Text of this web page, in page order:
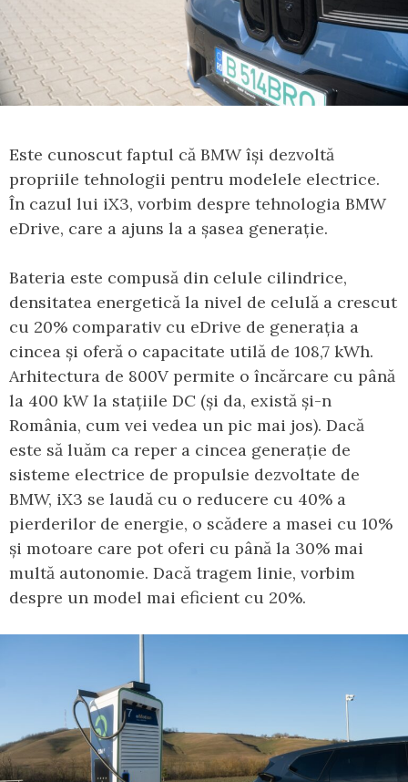
Este cunoscut faptul că BMW își dezvoltă
propriile tehnologii pentru modelele electrice.
În cazul lui iX3, vorbim despre tehnologia BMW
eDrive, care a ajuns la a șasea generație.
Bateria este compusă din celule cilindrice,
densitatea energetică la nivel de celulă a crescut
cu 20% comparativ cu eDrive de generația a
cincea și oferă o capacitate utilă de 108,7 kWh.
Arhitectura de 800V permite o încărcare cu până
la 400 kW la stațiile DC (și da, există și-n
România, cum vei vedea un pic mai jos). Dacă
este să luăm ca reper a cincea generație de
sisteme electrice de propulsie dezvoltate de
BMW, iX3 se laudă cu o reducere cu 40% a
pierderilor de energie, o scădere a masei cu 10%
și motoare care pot oferi cu până la 30% mai
multă autonomie. Dacă tragem linie, vorbim
despre un model mai eficient cu 20%.